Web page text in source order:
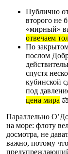
Публично
второго не
«мирный»
отвечаем
По
послом
спустя
кубинской
под
цена мира ⚖️
Параллельно
на море: флоту
досмотра, не
важно, потому